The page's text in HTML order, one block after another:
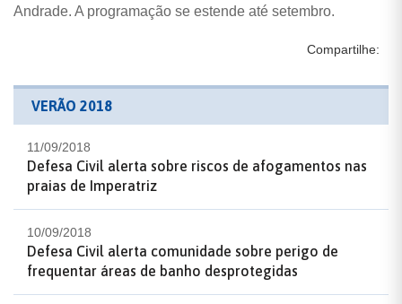
Andrade. A programação se estende até setembro.
Compartilhe:
VERÃO 2018
11/09/2018
Defesa Civil alerta sobre riscos de afogamentos nas
praias de Imperatriz
10/09/2018
Defesa Civil alerta comunidade sobre perigo de
frequentar áreas de banho desprotegidas